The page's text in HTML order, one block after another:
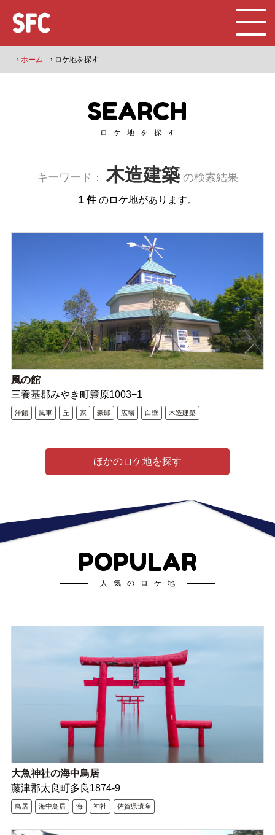
› ホーム › ロケ地を探す
SEARCH
ロケ地を探す
キーワード： 木造建築 の検索結果
1 件のロケ地があります。
風の館
三養基郡みやき町簑原1003−1
洋館 風車 丘 家 豪邸 広場 白壁 木造建築
ほかのロケ地を探す
POPULAR
人気のロケ地
大魚神社の海中鳥居
藤津郡太良町多良1874-9
鳥居 海中鳥居 海 神社 佐賀県遺産